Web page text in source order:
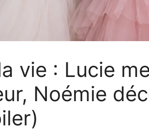
vie : Lucie
Noémie